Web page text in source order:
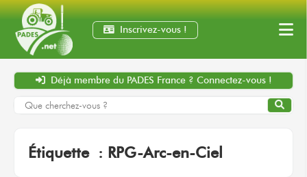
Inscrivez-vous !
Déjà membre du PADES France ? Connectez-vous !
Étiquette : RPG-Arc-en-Ciel